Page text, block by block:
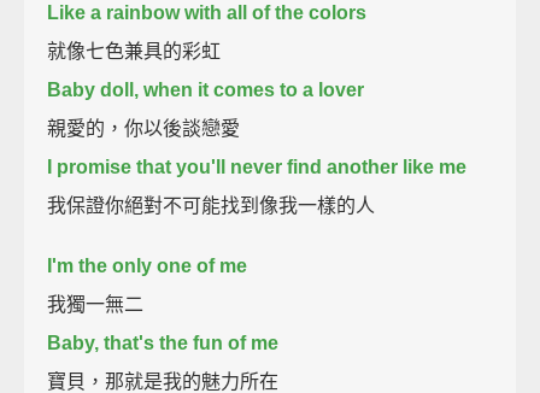
Like a rainbow with all of the colors
就像七色兼具的彩虹
Baby doll, when it comes to a lover
親愛的，你以後談戀愛
I promise that you'll never find another like me
我保證你絕對不可能找到像我一樣的人
I'm the only one of me
我獨一無二
Baby, that's the fun of me
寶貝，那就是我的魅力所在